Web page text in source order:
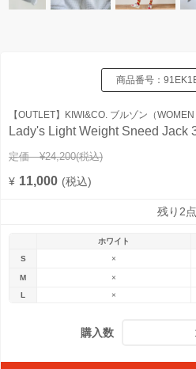
商品番号：
【OUTLET】KIWI&CO. ブルゾン（WOMEN
Lady's Light Weight Sneed Jack
定価 ¥24,200(税込)
¥ 11,000 (税込)
残り2点
ホワイト
S
×
M
×
L
×
購入数